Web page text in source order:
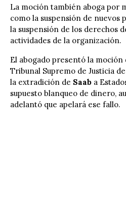
La moción también aboga por
como la suspensión de nuevos
la suspensión de los derechos
actividades de la organización.
El abogado presentó la moción
Tribunal Supremo de Justicia
la extradición de Saab a
supuesto blanqueo de dinero,
adelantó que apelará ese fallo.